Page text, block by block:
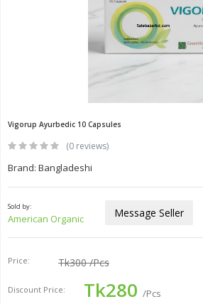
Vigorup Ayurbedic 10 Capsules
(0 reviews)
Brand: Bangladeshi
Sold by:
American Organic Message Seller
Price: Tk300/Pcs
Discount Price: Tk280 /Pcs